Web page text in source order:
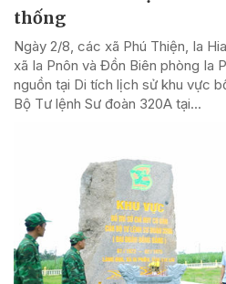
thống
Ngày 2/8, các xã Phú Thiện, Ia
xã Ia Pnôn và Đồn Biên phòng Ia
nguồn tại Di tích lịch sử khu vực
Bộ Tư lệnh Sư đoàn 320A tại...